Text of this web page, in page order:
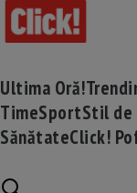
Ultima Oră!
TimeSportStil de
SănătateClick!